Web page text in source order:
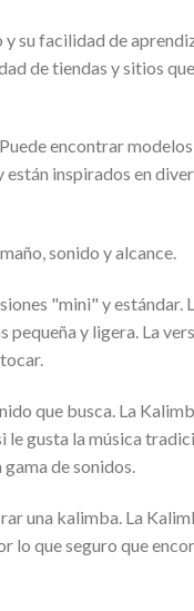
su facilidad de
de tiendas y sitios
encontrar
inspirados en
sonido y alcance.
"mini" y estándar.
pequeña y ligera. La
que busca. La
le gusta la música
de sonidos.
una kalimba. La
lo que seguro que